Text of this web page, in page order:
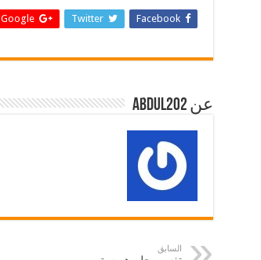
Facebook
Twitter
Google +
عن abdul202
السابق